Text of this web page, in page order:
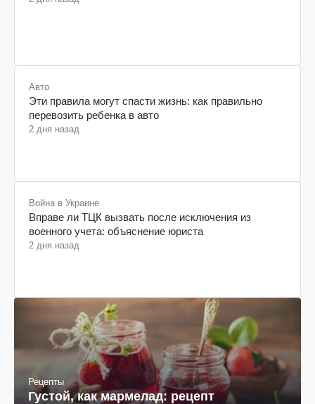
Авто
Эти правила могут спасти жизнь: как правильно
перевозить ребенка в авто
2 дня назад
Война в Украине
Вправе ли ТЦК вызвать после исключения из
военного учета: объяснение юриста
2 дня назад
Рецепты
Густой, как мармелад: рецепт